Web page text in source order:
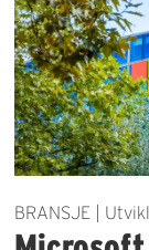
BRANSJE |